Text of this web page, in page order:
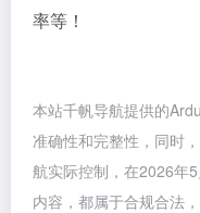
率等！
本站千帆导航提供的
准确性和完整性，同时
航实际控制，在2026年
内容，都属于合规合法